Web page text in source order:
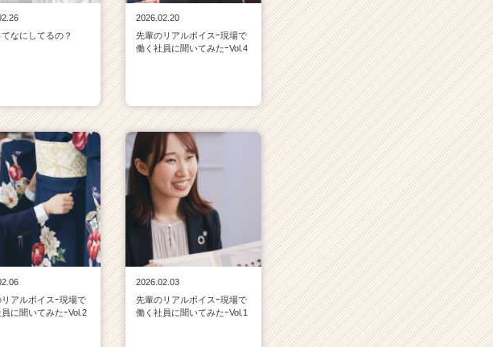
なにしてるの？
2026.02.20
先輩のリアルボイスｰ現場で
働く社員に聞いてみたｰVol.4
アルボイスｰ現場で
に聞いてみたｰVol.2
2026.02.03
先輩のリアルボイスｰ現場で
働く社員に聞いてみたｰVol.1